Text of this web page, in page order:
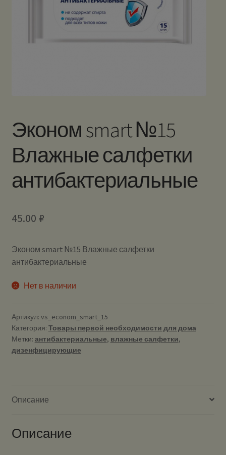
Эконом smart №15
Влажные салфетки
антибактериальные
45.00 ₽
Эконом smart №15 Влажные салфетки
антибактериальные
Нет в наличии
Артикул: vs_econom_smart_15
Категория: Товары первой необходимости для дома
Метки: антибактериальные, влажные салфетки,
дизенфицирующие
Описание
Описание